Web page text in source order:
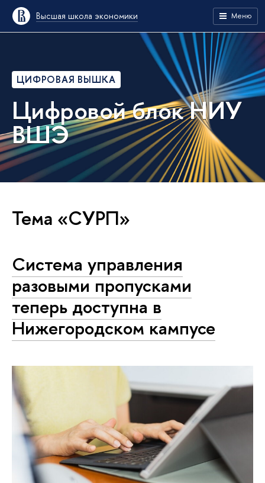
Высшая школа экономики Меню
ЦИФРОВАЯ ВЫШКА
Цифровой блок НИУ
ВШЭ
Тема «СУРП»
Система управления
разовыми пропусками
теперь доступна в
Нижегородском кампусе